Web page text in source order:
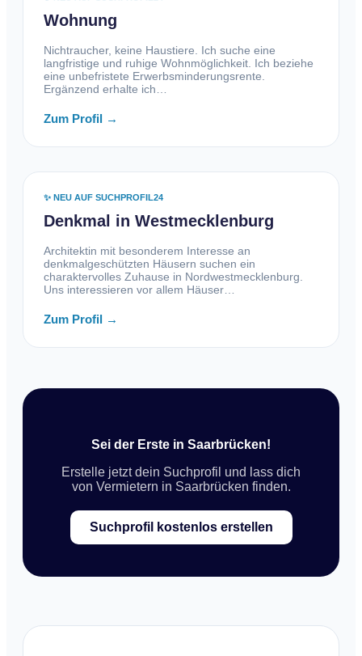
Wohnung
Nichtraucher, keine Haustiere. Ich suche eine
langfristige und ruhige Wohnmöglichkeit. Ich beziehe
eine unbefristete Erwerbsminderungsrente.
Ergänzend erhalte ich…
Zum Profil →
✨ NEU AUF SUCHPROFIL24
Denkmal in Westmecklenburg
Architektin mit besonderem Interesse an
denkmalgeschützten Häusern suchen ein
charaktervolles Zuhause in Nordwestmecklenburg.
Uns interessieren vor allem Häuser…
Zum Profil →
Sei der Erste in Saarbrücken!
Erstelle jetzt dein Suchprofil und lass dich
von Vermietern in Saarbrücken finden.
Suchprofil kostenlos erstellen